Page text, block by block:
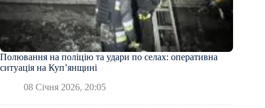
Полювання на поліцію та удари по селах: оперативна
ситуація на Купʼянщині
08 Січня 2026, 20:05